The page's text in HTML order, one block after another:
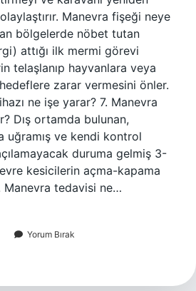
Manevra fişeği neye
bölgelerde nöbet tutan
attığı ilk mermi görevi
telaşlanıp hayvanlara veya
zarar vermesini önler.
ne işe yarar? 7. Manevra
Dış ortamda bulunan,
uğramış ve kendi kontrol
duruma gelmiş 3-
kesicilerin açma-kapama
Manevra tedavisi ne…
Yorum Bırak